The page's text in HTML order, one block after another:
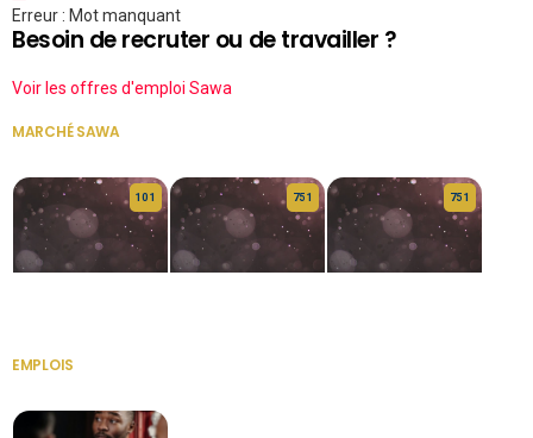
Erreur : Mot manquant
Besoin de recruter ou de travailler ?
Voir les offres d'emploi Sawa
MARCHÉ SAWA
10 1 75 1 75 1
EMPLOIS